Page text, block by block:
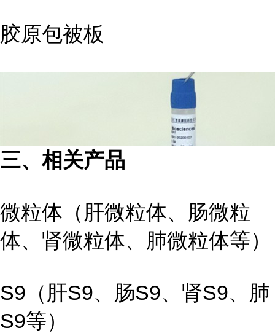
胶原包被板
三、相关产品
微粒体（肝微粒体、肠微粒
体、肾微粒体、肺微粒体等）
S9（肝S9、肠S9、肾S9、肺
S9等）